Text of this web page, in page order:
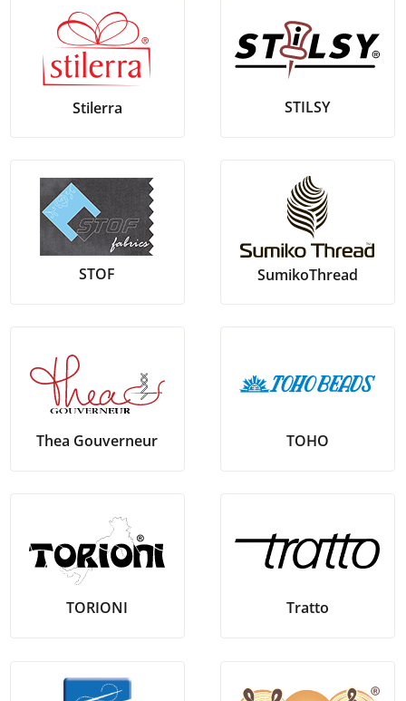
Stilerra STILSY
STOF SumikoThread
Thea Gouverneur TOHO
TORIONI Tratto